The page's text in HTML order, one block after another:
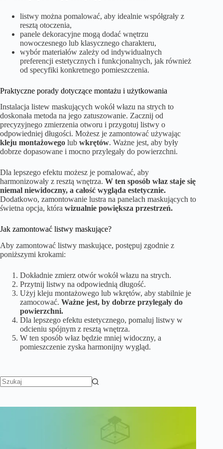
listwy można pomalować, aby idealnie współgrały z
resztą otoczenia,
panele dekoracyjne mogą dodać wnętrzu
nowoczesnego lub klasycznego charakteru,
wybór materiałów zależy od indywidualnych
preferencji estetycznych i funkcjonalnych, jak również
od specyfiki konkretnego pomieszczenia.
Praktyczne porady dotyczące montażu i użytkowania
Instalacja listew maskujących wokół włazu na strych to
doskonała metoda na jego zatuszowanie. Zacznij od
precyzyjnego zmierzenia otworu i przygotuj listwy o
odpowiedniej długości. Możesz je zamontować używając
kleju montażowego lub wkrętów. Ważne jest, aby były
dobrze dopasowane i mocno przylegały do powierzchni.
Dla lepszego efektu możesz je pomalować, aby
harmonizowały z resztą wnętrza. W ten sposób właz staje się
niemal niewidoczny, a całość wygląda estetycznie.
Dodatkowo, zamontowanie lustra na panelach maskujących to
świetna opcja, która wizualnie powiększa przestrzeń.
Jak zamontować listwy maskujące?
Aby zamontować listwy maskujące, postępuj zgodnie z
poniższymi krokami:
Dokładnie zmierz otwór wokół włazu na strych.
Przytnij listwy na odpowiednią długość.
Użyj kleju montażowego lub wkrętów, aby stabilnie je
zamocować. Ważne jest, by dobrze przylegały do
powierzchni.
Dla lepszego efektu estetycznego, pomaluj listwy w
odcieniu spójnym z resztą wnętrza.
W ten sposób właz będzie mniej widoczny, a
pomieszczenie zyska harmonijny wygląd.